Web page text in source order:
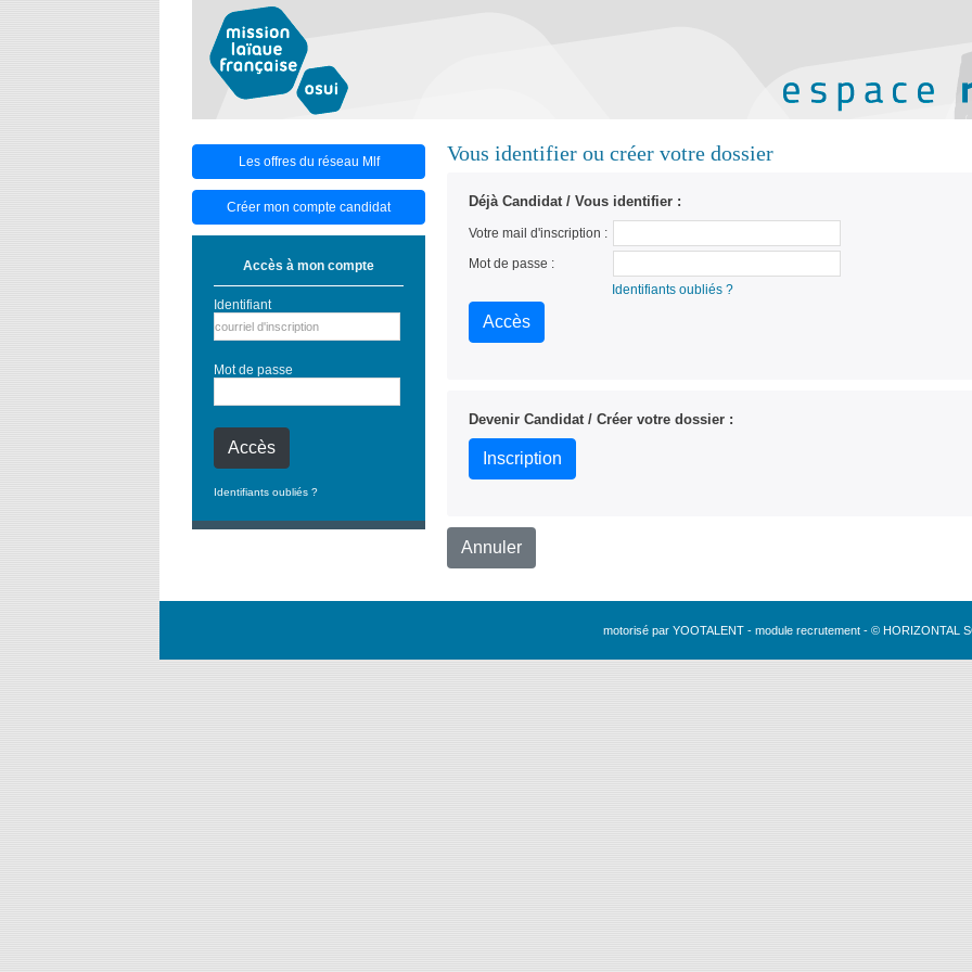
Les offres du réseau Mlf
Créer mon compte candidat
Accès à mon compte
Identifiant
Mot de passe
Identifiants oubliés ?
Vous identifier ou créer votre dossier
Déjà Candidat / Vous identifier :
Votre mail d'inscription :
Mot de passe :
Identifiants oubliés ?
Devenir Candidat / Créer votre dossier :
Inscription
Annuler
motorisé par YOOTALENT - module recrutement - © HORIZONTAL